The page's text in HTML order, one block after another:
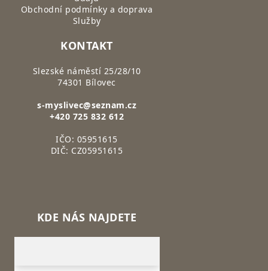
Obchodní podmínky a doprava
Služby
KONTAKT
Slezské náměstí 25/28/10
74301 Bílovec
s-myslivec@seznam.cz
+420 725 832 612
IČO: 05951615
DIČ: CZ05951615
KDE NÁS NAJDETE